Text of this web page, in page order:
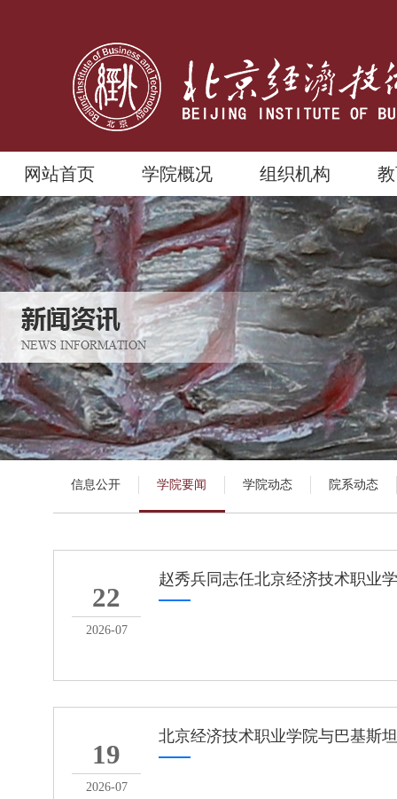
网站首页 学院概况 组织机构
信息公开 学院要闻 学院动态 院系动态
22
2026-07
赵秀兵同志任北京经济技术职业
19
2026-07
北京经济技术职业学院与巴基斯